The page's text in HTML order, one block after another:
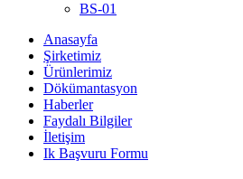
BS-01
Anasayfa
Şirketimiz
Ürünlerimiz
Dökümantasyon
Haberler
Faydalı Bilgiler
İletişim
Ik Başvuru Formu